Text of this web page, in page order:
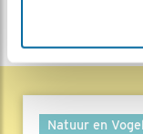
Natuur en